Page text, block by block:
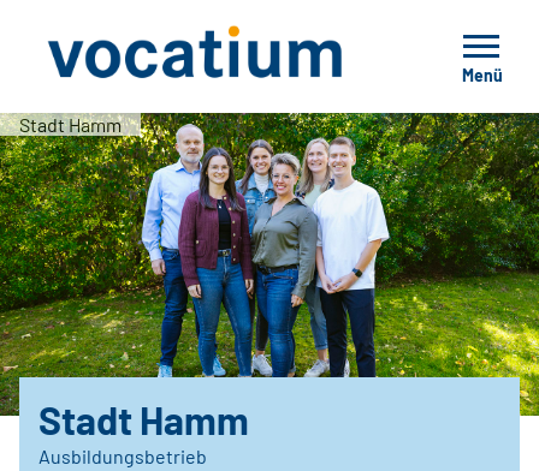
Menü
Stadt Hamm
Stadt Hamm
Ausbildungsbetrieb